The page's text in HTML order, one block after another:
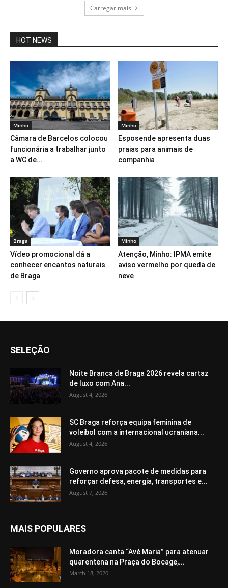
Carregar mais
HOT NEWS
Minho
Câmara de Barcelos colocou
funcionária a trabalhar junto
a WC de...
Minho
Esposende apresenta duas
praias para animais de
companhia
Braga
Vídeo promocional dá a
conhecer encantos naturais
de Braga
Minho
Atenção, Minho: IPMA emite
aviso vermelho por queda de
neve
SELEÇÃO
Noite Branca de Braga 2026 revela cartaz
de luxo com Ana...
August 4, 2026
SC Braga reforça equipa feminina de
voleibol com a internacional ucraniana...
August 4, 2026
Governo aprova pacote de medidas para
reforçar defesa, energia, transportes e...
August 7, 2026
MAIS POPULARES
Moradora canta “Avé Maria” para atenuar
quarentena na Praça do Bocage,...
March 18, 2020